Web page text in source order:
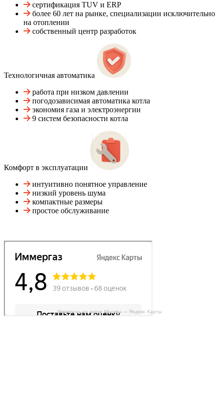
сертификация TUV и ERP
более 60 лет на рынке, специализации исключительно
на отоплении
собственный центр разработок
Технологичная автоматика
работа при низком давлении
погодозависимая автоматика котла
экономия газа и электроэнергии
9 систем безопасности котла
Комфорт в эксплуатации
интуитивно понятное управление
низкий уровень шума
компактные размеры
простое обслуживание
Иммергаз на карте Москвы — Яндекс Карты